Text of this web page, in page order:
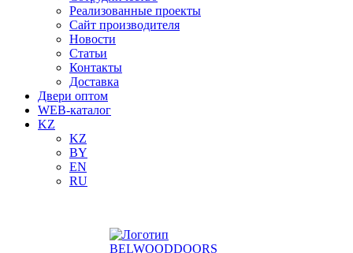
Реализованные проекты
Сайт производителя
Новости
Статьи
Контакты
Доставка
Двери оптом
WEB-каталог
KZ
KZ
BY
EN
RU